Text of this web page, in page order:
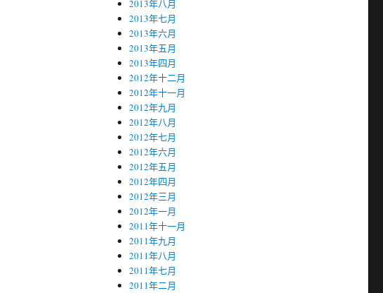
2013年八月
2013年七月
2013年六月
2013年五月
2013年四月
2012年十二月
2012年十一月
2012年九月
2012年八月
2012年七月
2012年六月
2012年五月
2012年四月
2012年三月
2012年一月
2011年十一月
2011年九月
2011年八月
2011年七月
2011年二月